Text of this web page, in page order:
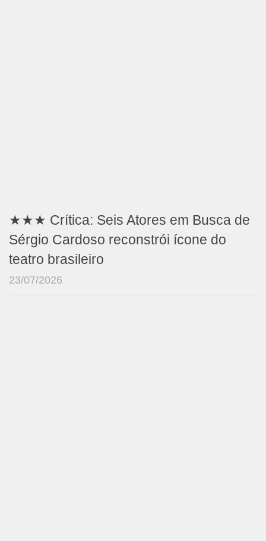
★★★ Crítica: Seis Atores em Busca de
Sérgio Cardoso reconstrói ícone do
teatro brasileiro
23/07/2026